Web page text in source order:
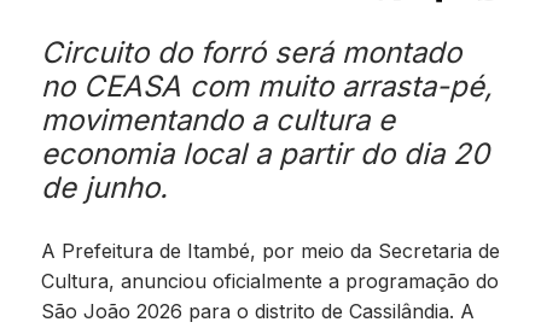
Circuito do forró será montado
no CEASA com muito arrasta-pé,
movimentando a cultura e
economia local a partir do dia 20
de junho.
A Prefeitura de Itambé, por meio da Secretaria de
Cultura, anunciou oficialmente a programação do
São João 2026 para o distrito de Cassilândia. A